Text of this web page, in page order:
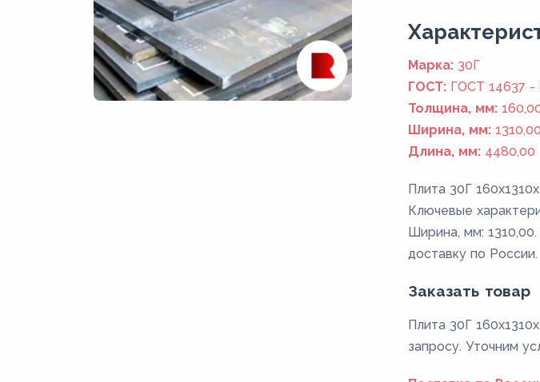
Марка: 30Г
ГОСТ: ГОСТ 14637 -
Толщина, мм:
Ширина, мм: 1310,00
Длина, мм: 4480,00
Плита 30Г
Ключевые
Ширина, мм:
доставку по России.
Заказать товар
Плита 30Г
запросу. Уточним